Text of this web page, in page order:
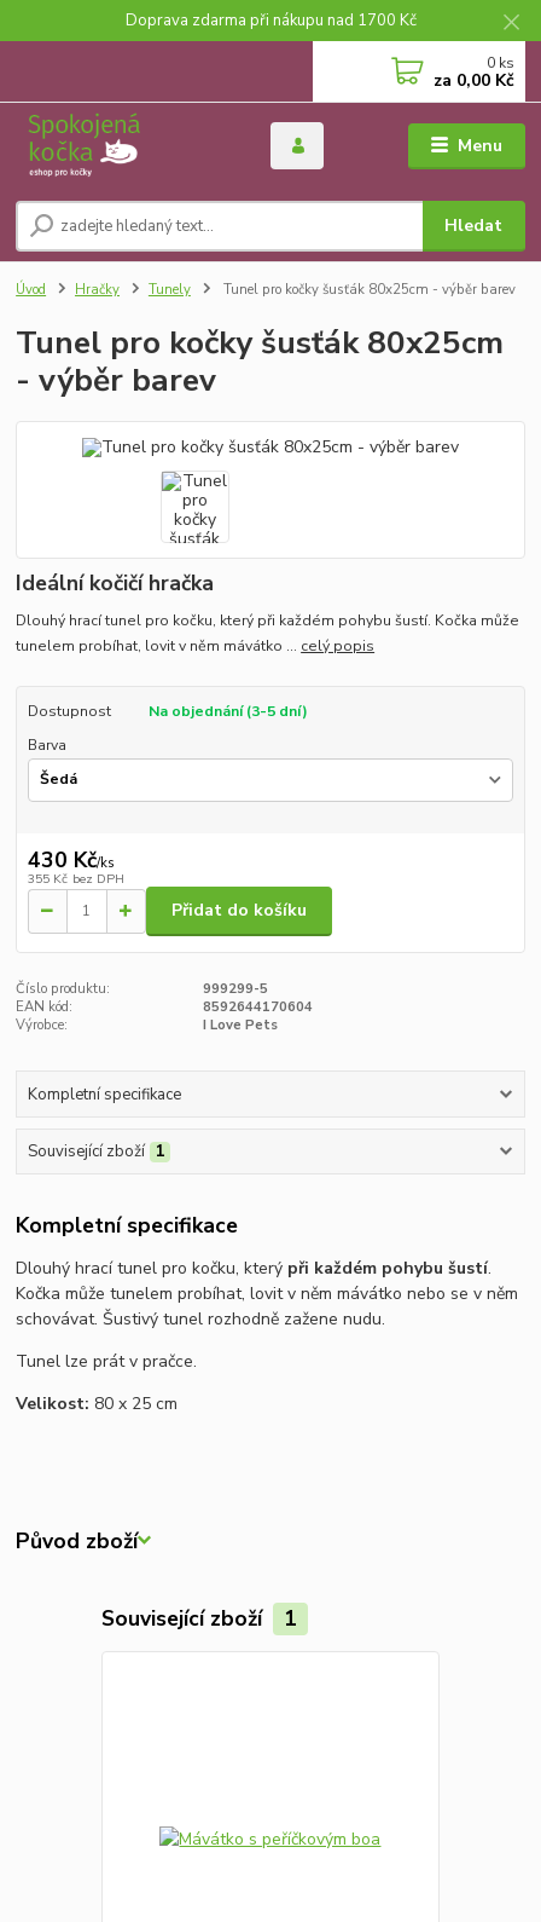
Doprava zdarma při nákupu nad 1700 Kč
Menu
Hledat
0 ks
za 0,00 Kč
Úvod Hračky Tunely Tunel pro kočky šusťák 80x25cm - výběr barev
Tunel pro kočky šusťák 80x25cm
- výběr barev
Ideální kočičí hračka
Dlouhý hrací tunel pro kočku, který při každém pohybu šustí. Kočka může
tunelem probíhat, lovit v něm mávátko ... celý popis
Dostupnost
Na objednání (3-5 dní)
Barva
430 Kč/ks
355 Kč bez DPH
Přidat do košíku
Číslo produktu:
999299-5
EAN kód:
8592644170604
Výrobce:
I Love Pets
Kompletní specifikace
Související zboží 1
Kompletní specifikace
Dlouhý hrací tunel pro kočku, který při každém pohybu šustí.
Kočka může tunelem probíhat, lovit v něm mávátko nebo se v něm
schovávat. Šustivý tunel rozhodně zažene nudu.
Tunel lze prát v pračce.
Velikost: 80 x 25 cm
Původ zboží
Související zboží 1